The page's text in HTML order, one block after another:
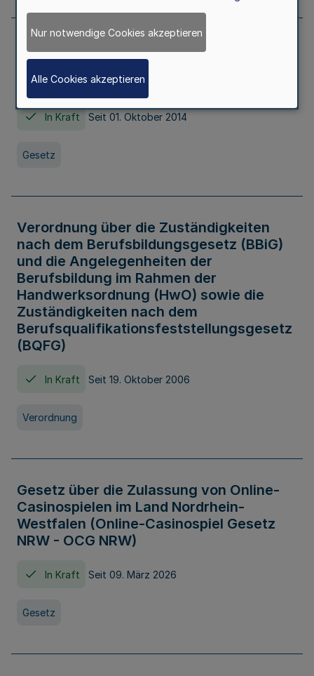
Gesetz über die Hochschulen des Landes
Nordrhein-Westfalen (Hochschulgesetz -
HG)
In Kraft Seit 01. Oktober 2014
Gesetz
Verordnung über die Zuständigkeiten
nach dem Berufsbildungsgesetz (BBiG)
und die Angelegenheiten der
Berufsbildung im Rahmen der
Handwerksordnung (HwO) sowie die
Zuständigkeiten nach dem
Berufsqualifikationsfeststellungsgesetz
(BQFG)
In Kraft Seit 19. Oktober 2006
Verordnung
Gesetz über die Zulassung von Online-
Casinospielen im Land Nordrhein-
Westfalen (Online-Casinospiel Gesetz
NRW - OCG NRW)
In Kraft Seit 09. März 2026
Gesetz
Nur notwendige Cookies akzeptieren
Alle Cookies akzeptieren